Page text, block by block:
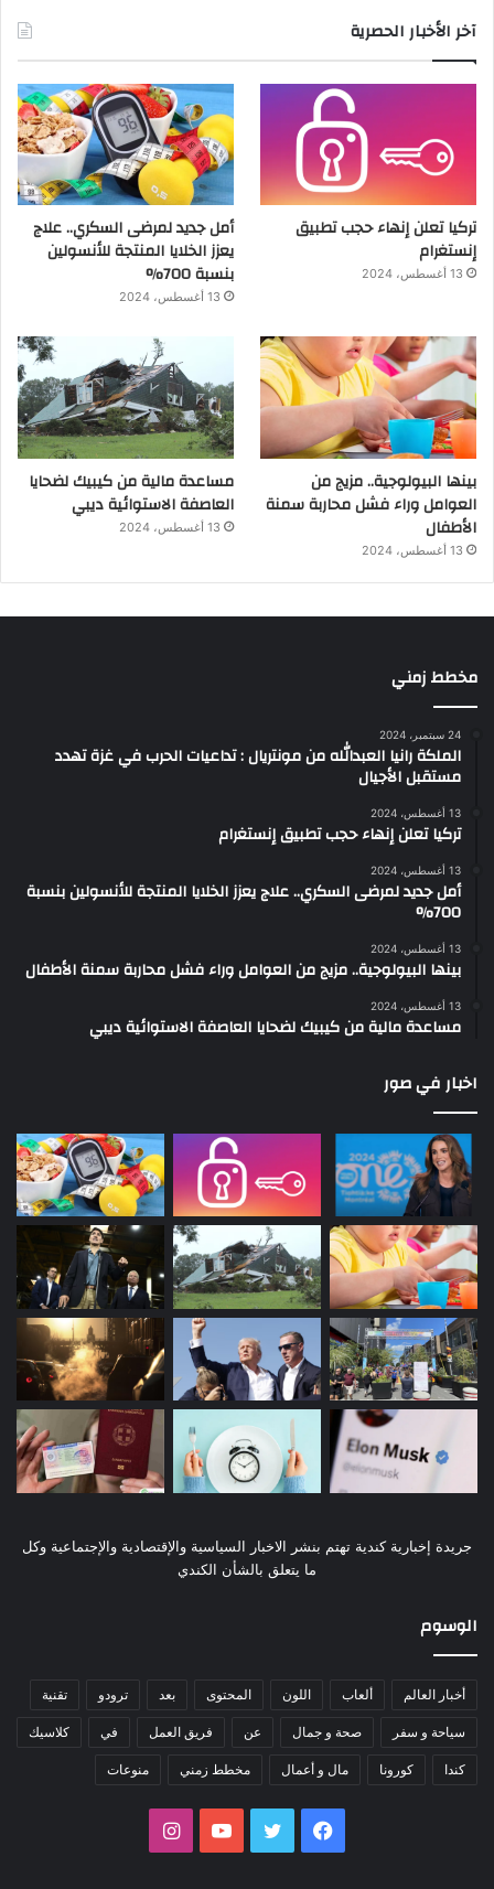
آخر الأخبار الحصرية
تركيا تعلن إنهاء حجب تطبيق
إنستغرام
13 أغسطس، 2024
أمل جديد لمرضى السكري.. علاج
يعزز الخلايا المنتجة للأنسولين
بنسبة 700%
13 أغسطس، 2024
بينها البيولوجية.. مزيج من
العوامل وراء فشل محاربة سمنة
الأطفال
13 أغسطس، 2024
مساعدة مالية من كيبيك لضحايا
العاصفة الاستوائية ديبي
13 أغسطس، 2024
مخطط زمني
24 سبتمبر، 2024
الملكة رانيا العبدالله من مونتريال : تداعيات الحرب في غزة تهدد
مستقبل الأجيال
13 أغسطس، 2024
تركيا تعلن إنهاء حجب تطبيق إنستغرام
13 أغسطس، 2024
أمل جديد لمرضى السكري.. علاج يعزز الخلايا المنتجة للأنسولين بنسبة
700%
13 أغسطس، 2024
بينها البيولوجية.. مزيج من العوامل وراء فشل محاربة سمنة الأطفال
13 أغسطس، 2024
مساعدة مالية من كيبيك لضحايا العاصفة الاستوائية ديبي
اخبار في صور
جريدة إخبارية كندية تهتم بنشر الاخبار السياسية والإقتصادية والإجتماعية وكل
ما يتعلق بالشأن الكندي
الوسوم
أخبار العالم ألعاب اللون المحتوى بعد ترودو تقنية
سياحة و سفر صحة و جمال عن فريق العمل في كلاسيك
كندا كورونا مال و أعمال مخطط زمني منوعات
فيسبوك تويتر يوتيوبانستقرام